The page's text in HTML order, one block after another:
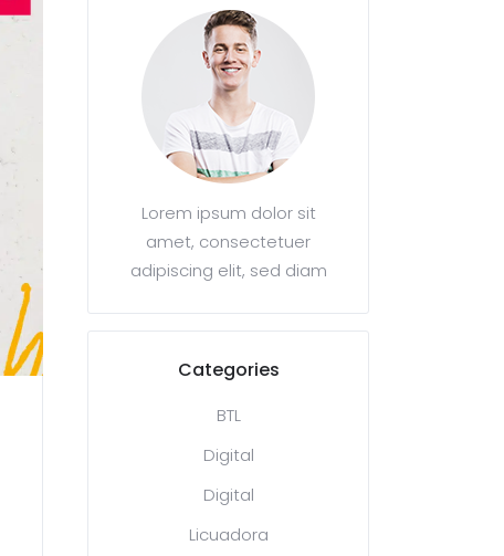
Lorem ipsum dolor sit
amet, consectetuer
adipiscing elit, sed diam
Categories
BTL
Digital
Digital
Licuadora